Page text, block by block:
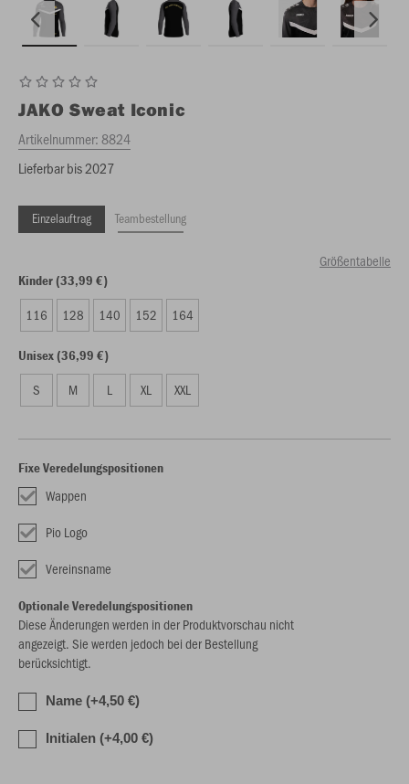
JAKO Sweat Iconic
Artikelnummer:8824
Lieferbar bis 2027
Einzelauftrag Teambestellung
Größentabelle
Kinder (33,99 €)
116 128 140 152 164
Unisex (36,99 €)
S M L XL XXL
Fixe Veredelungspositionen
Wappen
Pio Logo
Vereinsname
Optionale Veredelungspositionen
Diese Änderungen werden in der Produktvorschau nicht
angezeigt. Sie werden jedoch bei der Bestellung
berücksichtigt.
Name (+4,50 €)
Initialen (+4,00 €)